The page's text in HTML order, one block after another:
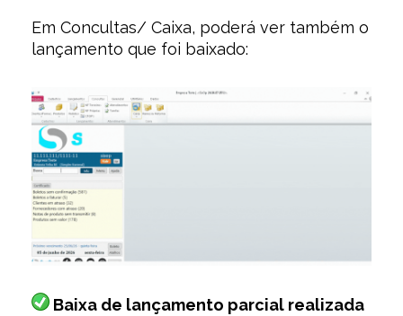
Em Concultas/ Caixa, poderá ver também o
lançamento que foi baixado:
Baixa de lançamento parcial realizada